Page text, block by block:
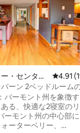
星の平均評価
・センター
パート
レビュ
4.91
ーン 2ベッドルーム
ライブミュージック
バーモント州を象徴
る、快適な2寝室のリ
ーターベリー、